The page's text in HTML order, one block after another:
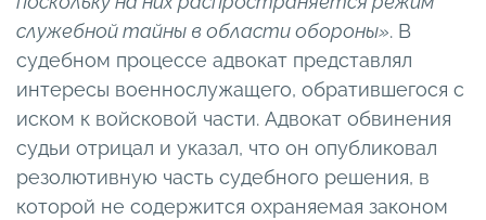
служебной тайны в области обороны». В
судебном процессе адвокат представлял
интересы военнослужащего, обратившегося с
иском к войсковой части. Адвокат обвинения
судьи отрицал и указал, что он опубликовал
резолютивную часть судебного решения, в
которой не содержится охраняемая законом